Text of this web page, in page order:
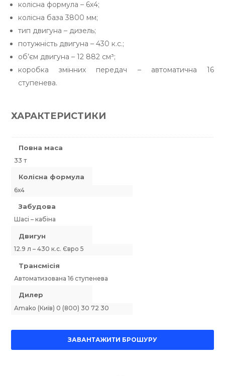
колісна формула – 6х4;
колісна база 3800 мм;
тип двигуна – дизель;
потужність двигуна – 430 к.с.;
об’єм двигуна – 12 882 см³;
коробка змінних передач – автоматична 16
ступенева.
ХАРАКТЕРИСТИКИ
Повна маса
33 т
Колісна формула
6х4
Забудова
Шасі – кабіна
Двигун
12.9 л – 430 к.с. Євро 5
Трансмісія
Автоматизована 16 ступенева
Дилер
Amako (Київ) 0 (800) 30 72 30
ЗАВАНТАЖИТИ БРОШУРУ